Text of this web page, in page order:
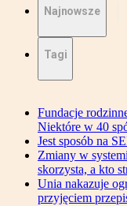
Najnowsze
Tagi
Fundacje
Niektóre w 40
Jest sposób na
Zmiany w
skorzysta, a kto
Unia nakazuje
przyjęciem